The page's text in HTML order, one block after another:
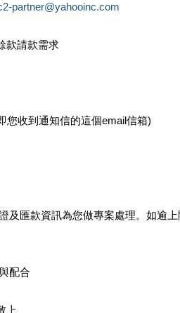
partner@yahooinc.com
款請款需求
您收到通知信的這個email信箱)
及匯款資訊為您做專案處理。如逾
配合
上